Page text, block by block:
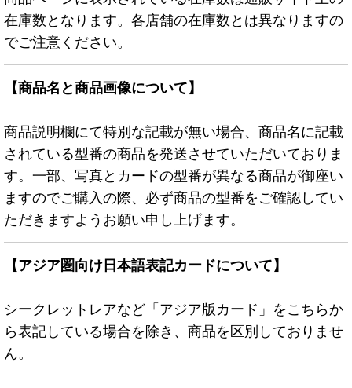
在庫数となります。各店舗の在庫数とは異なりますの
でご注意ください。
【商品名と商品画像について】
商品説明欄にて特別な記載が無い場合、商品名に記載
されている型番の商品を発送させていただいておりま
す。一部、写真とカードの型番が異なる商品が御座い
ますのでご購入の際、必ず商品の型番をご確認してい
ただきますようお願い申し上げます。
【アジア圏向け日本語表記カードについて】
シークレットレアなど「アジア版カード」をこちらか
ら表記している場合を除き、商品を区別しておりませ
ん。